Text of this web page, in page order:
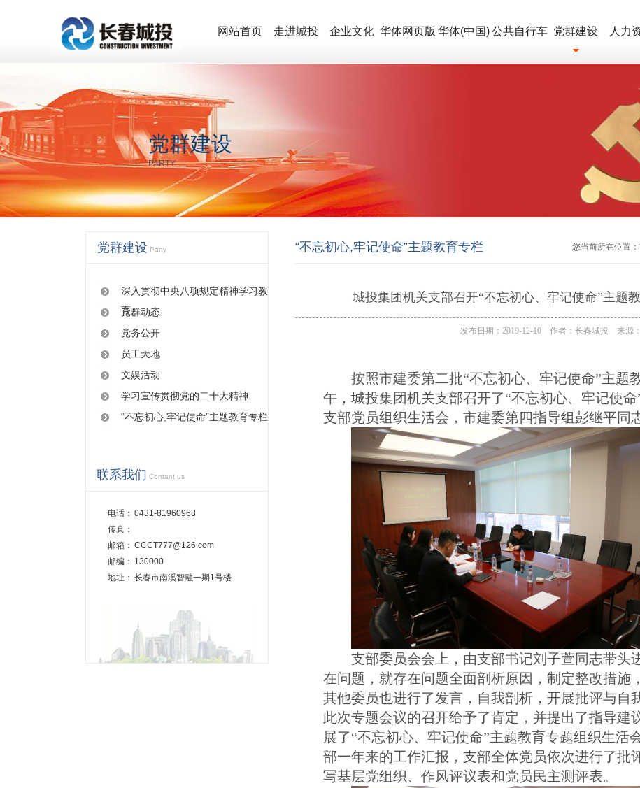
网站首页 走进城投 企业文化 华体网页版 华体(中国)公共自行车 党群建设 人力
党群建设
PARTY
党群建设 Party
深入贯彻中央八项规定精神学习教
育
党群动态
党务公开
员工天地
文娱活动
学习宣传贯彻党的二十大精神
“不忘初心,牢记使命”主题教育专栏
联系我们 Contant us
电话： 0431-81960968
传真：
邮箱： CCCT777@126.com
邮编： 130000
地址： 长春市南溪智融一期1号楼
您当前所在位置：
“不忘初心,牢记使命”主题教育专栏
城投集团机关支部召开“不忘初心、牢记使命”主题
发布日期：2019-12-10 作者：长春城投 来源
按照市建委第二批“不忘初心、牢记使命”主题
午，城投集团机关支部召开了“不忘初心、牢记使
支部党员组织生活会，市建委第四指导组彭继平同
支部委员会会上，由支部书记刘子萱同志带头
在问题，就存在问题全面剖析原因，制定整改措施
其他委员也进行了发言，自我剖析，开展批评与自
此次专题会议的召开给予了肯定，并提出了指导建
展了“不忘初心、牢记使命”主题教育专题组织生活
部一年来的工作汇报，支部全体党员依次进行了批
写基层党组织、作风评议表和党员民主测评表。